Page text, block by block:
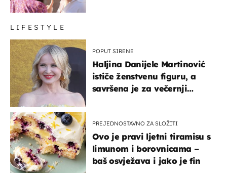
LIFESTYLE
POPUT SIRENE
Haljina Danijele Martinović
ističe ženstvenu figuru, a
savršena je za večernji
PREJEDNOSTAVNO ZA SLOŽITI
Ovo je pravi ljetni tiramisu s
limunom i borovnicama –
baš osvježava i jako je fin